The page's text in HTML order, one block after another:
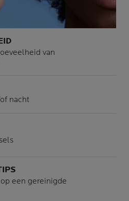
van
nacht
een gereinigde